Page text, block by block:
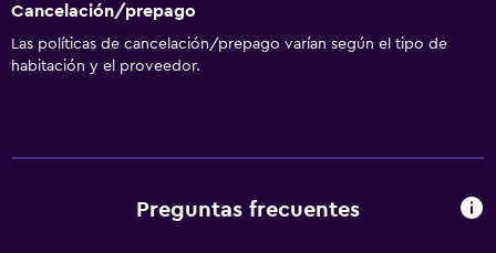
Cancelación/prepago
Las políticas de cancelación/prepago varían según el tipo de
habitación y el proveedor.
Preguntas frecuentes